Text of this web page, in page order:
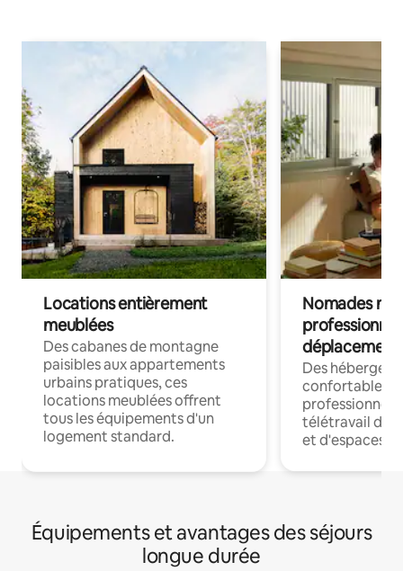
Locations entièrement
meublées
Des cabanes de montagne
paisibles aux appartements
urbains pratiques, ces
locations meublées offrent
tous les équipements d'un
logement standard.
Nomades
déplacement
Des
confortables
professionnels
télétravail
et d'espaces
Équipements et avantages des séjours
longue durée